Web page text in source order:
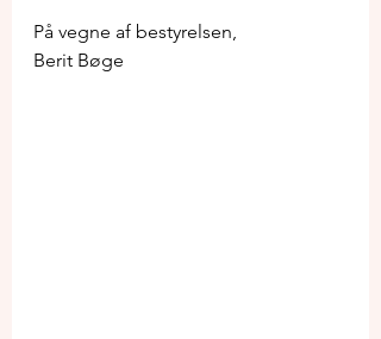
På vegne af bestyrelsen,
Berit Bøge